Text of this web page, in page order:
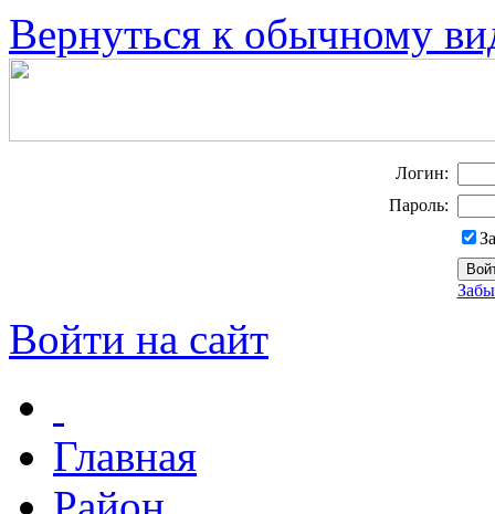
Вернуться к обычному
Логин:
Пароль:
Войти на сайт
Главная